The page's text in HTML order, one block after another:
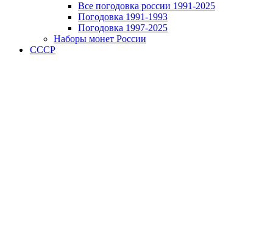
Все погодовка россии 1991-2025
Погодовка 1991-1993
Погодовка 1997-2025
Наборы монет России
СССР